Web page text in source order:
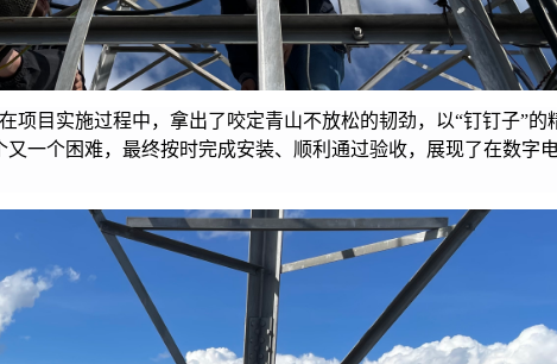
项目实施过程中，拿出了咬定青山不放松的韧劲，以“钉钉子”的
一个困难，最终按时完成安装、顺利通过验收，展现了在数字